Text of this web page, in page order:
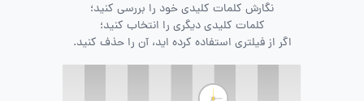
نگارش کلمات کلیدی خود را بررسی کنید؛
کلمات کلیدی دیگری را انتخاب کنید؛
اگر از فیلتری استفاده کرده اید، آن را حذف کنید.